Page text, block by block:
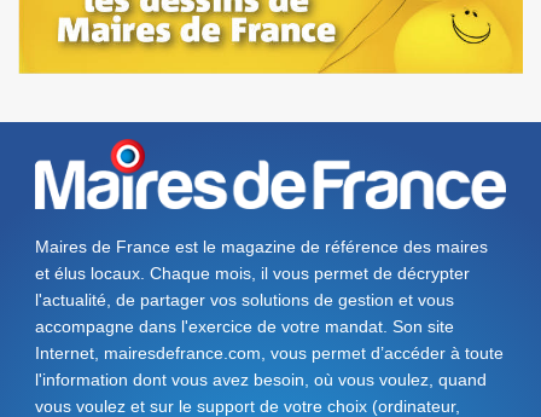
Maires de France est le magazine de référence des maires
et élus locaux. Chaque mois, il vous permet de décrypter
l'actualité, de partager vos solutions de gestion et vous
accompagne dans l'exercice de votre mandat. Son site
Internet, mairesdefrance.com, vous permet d’accéder à toute
l'information dont vous avez besoin, où vous voulez, quand
vous voulez et sur le support de votre choix (ordinateur,